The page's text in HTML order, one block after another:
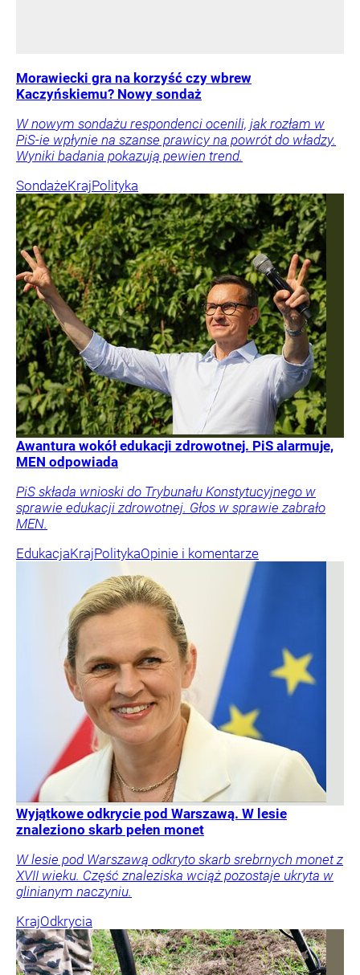
Morawiecki gra na korzyść czy wbrew
Kaczyńskiemu? Nowy sondaż
W nowym sondażu respondenci ocenili, jak rozłam w
PiS-ie wpłynie na szanse prawicy na powrót do władzy.
Wyniki badania pokazują pewien trend.
SondażeKrajPolityka
Awantura wokół edukacji zdrowotnej. PiS alarmuje,
MEN odpowiada
PiS składa wnioski do Trybunału Konstytucyjnego w
sprawie edukacji zdrowotnej. Głos w sprawie zabrało
MEN.
EdukacjaKrajPolitykaOpinie i komentarze
Wyjątkowe odkrycie pod Warszawą. W lesie
znaleziono skarb pełen monet
W lesie pod Warszawą odkryto skarb srebrnych monet z
XVII wieku. Część znaleziska wciąż pozostaje ukryta w
glinianym naczyniu.
KrajOdkrycia